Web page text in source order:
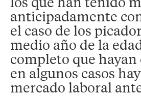
anticipadamente
el caso de los
medio año de la
completo que
en algunos casos
mercado laboral